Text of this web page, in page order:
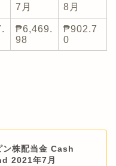
7月
8月
₱6,469.
98
₱902.7
0
ン株配当金 Cash
2021年7月